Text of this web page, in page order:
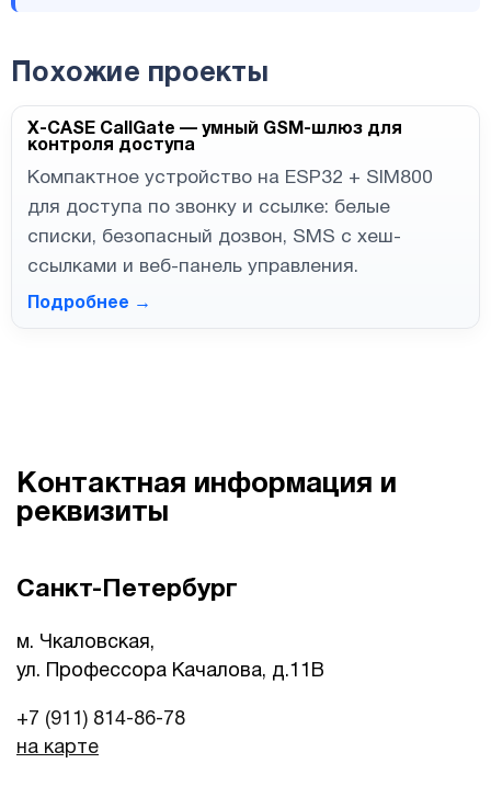
Похожие проекты
X-CASE CallGate — умный GSM-шлюз для
контроля доступа
Компактное устройство на ESP32 + SIM800
для доступа по звонку и ссылке: белые
списки, безопасный дозвон, SMS с хеш-
ссылками и веб-панель управления.
Подробнее →
Контактная информация и
реквизиты
Санкт-Петербург
м. Чкаловская,
ул. Профессора Качалова, д.11B
+7 (911) 814-86-78
на карте